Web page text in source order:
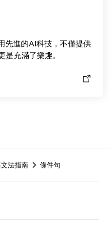
先進的AI科技，不僅提供
是充滿了樂趣。
法指南 條件句